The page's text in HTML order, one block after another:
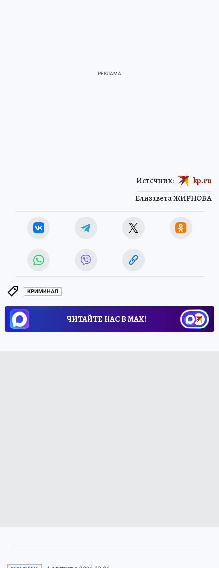
Елизавета ЖИРНОВА
Источник: kp.ru
КРИМИНАЛ
ЧИТАЙТЕ НАС В МАХ!